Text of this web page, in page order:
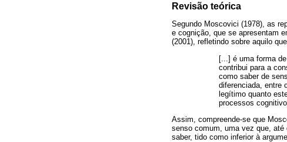
Revisão teórica
Segundo Moscovici (1978), as
e cognição, que se apresentam
(2001), refletindo sobre aquilo
[...] é uma forma
contribui para a
como saber de
diferenciada, entre
legítimo quanto
processos
Assim, compreende-se que
senso comum, uma vez que,
saber, tido como inferior à